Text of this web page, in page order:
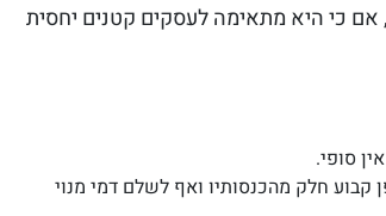
כי היא מתאימה לעסקים קטנים יחסית
קבוע חלק מהכנסותיו ואף לשלם דמי מנוי